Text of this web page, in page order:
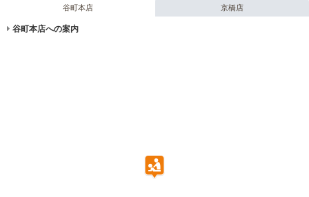
谷町本店 京橋店
谷町本店への案内